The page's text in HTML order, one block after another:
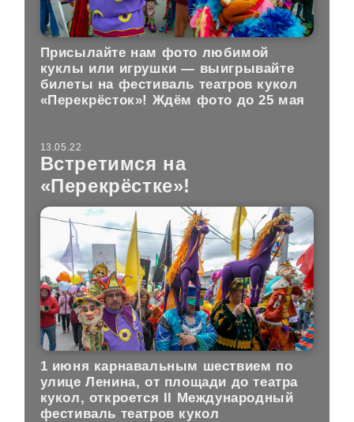
Присылайте нам фото любимой
куклы или игрушки — выигрывайте
билеты на фестиваль театров кукол
«Перекрёсток»! Ждём фото до 25 мая
13.05.22
Встретимся на
«Перекрёстке»!
1 июня карнавальным шествием по
улице Ленина, от площади до театра
кукол, откроется II Международный
фестиваль театров кукол